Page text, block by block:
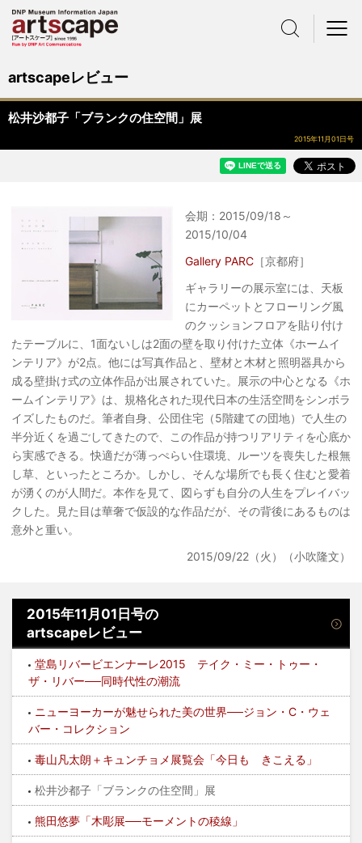
artscapeレビュー
松井沙都子「ブランクの住空間」展
2015年11月01日号
会期：2015/09/18～
2015/10/04
Gallery PARC ［京都府］
ギャラリーの展示室には、天板
にカーペットとフローリング風
のクッションフロアを貼り付け
たテーブルに、1面ないしは2面の壁を取り付けた立体《ホームイ
ンテリア》が2点。他には写真作品と、壁材と木材と照明器具から
成る壁掛け式の立体作品が出展されていた。展示の中心となる《ホ
ームインテリア》は、規格化された現代日本の生活空間をシンボラ
イズしたものだ。筆者自身、公団住宅（5階建ての団地）で人生の
半分近くを過ごしてきたので、この作品が持つリアリティを心底か
ら実感できる。快適だが薄っぺらい住環境、ルーツを喪失した根無
し草、といったところか。しかし、そんな場所でも長く住むと愛着
が湧くのが人間だ。本作を見て、図らずも自分の人生をプレイバッ
クした。見た目は華奢で仮設的な作品だが、その背後にあるものは
意外と重い。
2015/09/22（火）（小吹隆文）
2015年11月01日号の
artscapeレビュー
堂島リバービエンナーレ2015 テイク・ミー・トゥー・
ザ・リバー──同時代性の潮流
ニューヨーカーが魅せられた美の世界──ジョン・C・ウェ
バー・コレクション
毒山凡太朗＋キュンチョメ展覧会「今日も きこえる」
松井沙都子「ブランクの住空間」展
熊田悠夢「木彫展──モーメントの稜線」
サイト内検索